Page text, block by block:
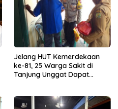
Jelang HUT Kemerdekaan
ke-81, 25 Warga Sakit di
Tanjung Unggat Dapat